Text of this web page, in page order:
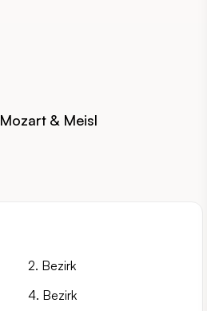
Mozart & Meisl
2. Bezirk
4. Bezirk